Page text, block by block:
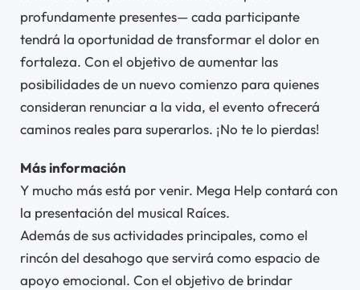
profundamente presentes— cada participante
tendrá la oportunidad de transformar el dolor en
fortaleza. Con el objetivo de aumentar las
posibilidades de un nuevo comienzo para quienes
consideran renunciar a la vida, el evento ofrecerá
caminos reales para superarlos. ¡No te lo pierdas!
Más información
Y mucho más está por venir. Mega Help contará con
la presentación del musical Raíces.
Además de sus actividades principales, como el
rincón del desahogo que servirá como espacio de
apoyo emocional. Con el objetivo de brindar